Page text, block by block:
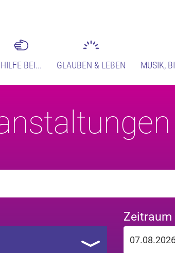
HILFE BEI... GLAUBEN & LEBEN MUSIK,
Zeitraum